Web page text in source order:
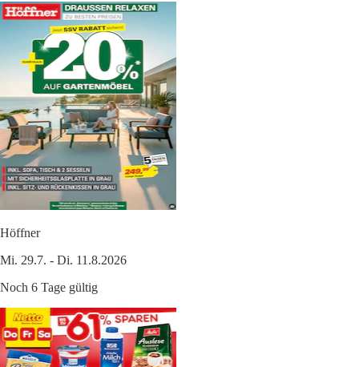
Höffner
Mi. 29.7. - Di. 11.8.2026
Noch 6 Tage gültig